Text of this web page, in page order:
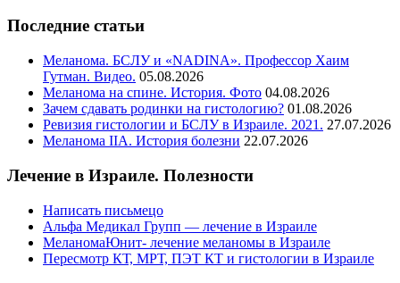
Последние статьи
Меланома. БСЛУ и «NADINA». Профессор Хаим
Гутман. Видео. 05.08.2026
Меланома на спине. История. Фото 04.08.2026
Зачем сдавать родинки на гистологию? 01.08.2026
Ревизия гистологии и БСЛУ в Израиле. 2021. 27.07.2026
Меланома IIА. История болезни 22.07.2026
Лечение в Израиле. Полезности
Написать письмецо
Альфа Медикал Групп — лечение в Израиле
МеланомаЮнит- лечение меланомы в Израиле
Пересмотр КТ, МРТ, ПЭТ КТ и гистологии в Израиле